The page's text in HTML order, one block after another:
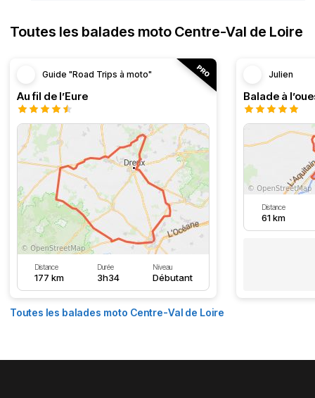
Toutes les balades moto Centre-Val de Loire
Guide "Road Trips à moto"
Au fil de l’Eure
Distance
177 km
Durée
3h34
Niveau
Débutant
Julien
Balade à
Distance
61 km
Toutes les balades moto Centre-Val de Loire